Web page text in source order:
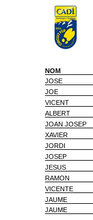
NOM
JOSE
JOE
VICENT
ALBERT
JOAN JOSEP
XAVIER
JORDI
JOSEP
JESUS
RAMON
VICENTE
JAUME
JAUME